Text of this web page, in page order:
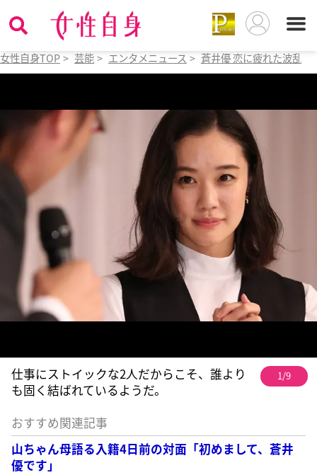
女性自身TOP > 芸能 > エンタメニュース > 蒼井優 恋に疲れた波乱
仕事にストイックな2人だからこそ、誰より
も固く結ばれているようだ。
1/9
おすすめ関連記事
山ちゃん母語る入籍4日前の対面「初めまして、蒼井
優です」